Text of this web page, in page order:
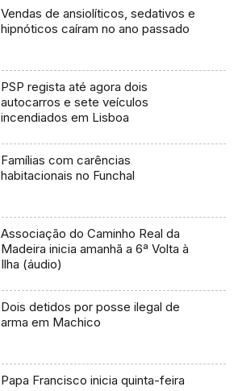
Vendas de ansiolíticos, sedativos e
hipnóticos caíram no ano passado
PSP regista até agora dois
autocarros e sete veículos
incendiados em Lisboa
Famílias com carências
habitacionais no Funchal
Associação do Caminho Real da
Madeira inicia amanhã a 6ª Volta à
Ilha (áudio)
Dois detidos por posse ilegal de
arma em Machico
Papa Francisco inicia quinta-feira